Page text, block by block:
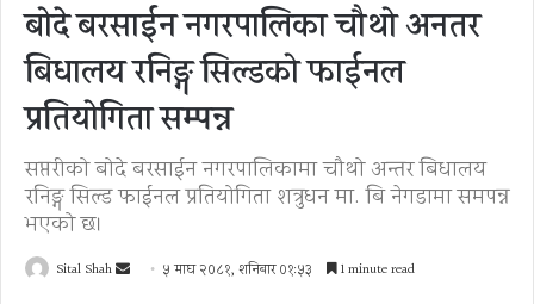
बोदे बरसाईन नगरपालिका चौथो अनतर
बिधालय रनिङ्ग सिल्डको फाईनल
प्रतियोगिता सम्पन्न
सप्तरीको बोदे बरसाईन नगरपालिकामा चौथो अन्तर बिधालय
रनिङ्ग सिल्ड फाईनल प्रतियोगिता शत्रुधन मा. बि नेगडामा समपन्न
भएको छ।
Sital Shah
Send ५ माघ २०८१, शनिबार ०१:५३ 1 minute read